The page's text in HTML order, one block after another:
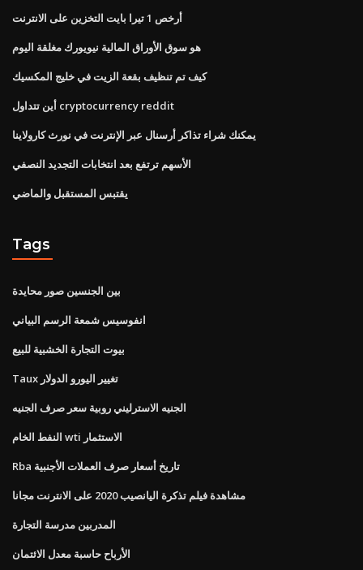
أرخص 1 تيرا بايت التخزين على الانترنت
هو سوق الأوراق المالية نيويورك مغلقة اليوم
كيف تم تنظيف بقعة الزيت في خليج المكسيك
أين تتداول cryptocurrency reddit
يمكنك شراء تذاكر أرسنال عبر الإنترنت في نورث كارولاينا
الأسهم ترتفع بعد انتخابات التجديد النصفي
يقتبس المستقبل والماضي
Tags
بين الجنسين صور محايدة
انفوسيس شمعة الرسم البياني
بيوت التجارة الخشبية للبيع
Taux تغيير اليورو الدولار
الجنيه الاسترليني روبية سعر صرف الجنيه
النفط الخام wti الاستثمار
Rba تاريخ أسعار صرف العملات الأجنبية
مشاهدة فيلم تذكرة اليانصيب 2020 على الانترنت مجانا
المدربين مدرسة التجارة
الأرباح حاسبة معدل الائتمان